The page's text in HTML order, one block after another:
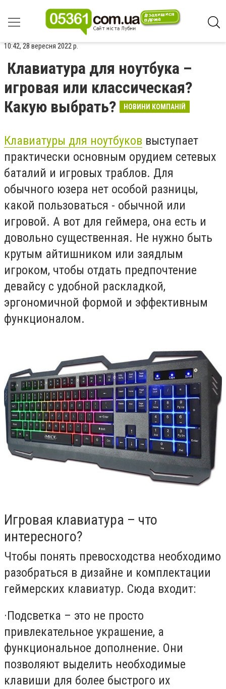
10:42, 28 вересня 2022 р.
Клавиатура для ноутбука –
игровая или классическая?
Какую выбрать?
НОВИНИ КОМПАНІЙ
Клавиатуры для ноутбуков выступает
практически основным орудием сетевых
баталий и игровых траблов. Для
обычного юзера нет особой разницы,
какой пользоваться - обычной или
игровой. А вот для геймера, она есть и
довольно существенная. Не нужно быть
крутым айтишником или заядлым
игроком, чтобы отдать предпочтение
девайсу с удобной раскладкой,
эргономичной формой и эффективным
функционалом.
Игровая клавиатура – что
интересного?
Чтобы понять превосходства необходимо
разобраться в дизайне и комплектации
геймерских клавиатур. Сюда входит:
·Подсветка – это не просто
привлекательное украшение, а
функциональное дополнение. Они
позволяют выделить необходимые
клавиши для более быстрого их